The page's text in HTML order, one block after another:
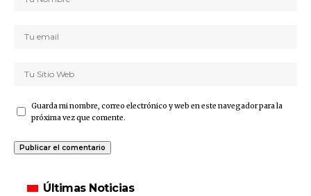
Guarda mi nombre, correo electrónico y web en este navegador para la
próxima vez que comente.
Últimas Noticias